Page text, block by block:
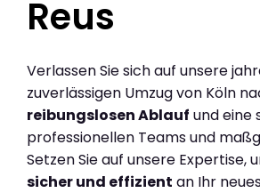
Reus
Verlassen Sie sich auf unsere
zuverlässigen Umzug von Köln
reibungslosen Ablauf und eine
professionellen Teams und
Setzen Sie auf unsere
sicher und effizient an Ihr